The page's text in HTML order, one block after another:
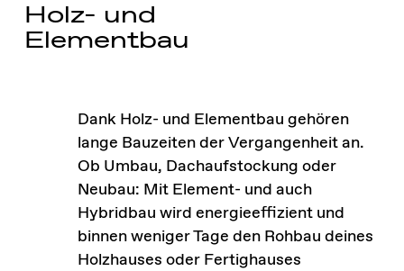
Holz- und
Elementbau
Dank Holz- und Elementbau gehören
lange Bauzeiten der Vergangenheit an.
Ob Umbau, Dachaufstockung oder
Neubau: Mit Element- und auch
Hybridbau wird energieeffizient und
binnen weniger Tage den Rohbau deines
Holzhauses oder Fertighauses